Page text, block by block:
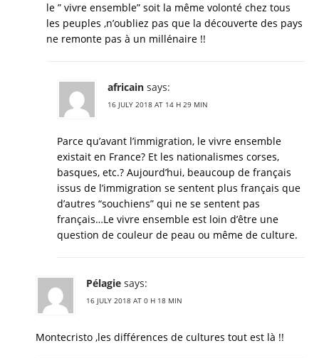
le ” vivre ensemble” soit la même volonté chez tous
les peuples ,n’oubliez pas que la découverte des pays
ne remonte pas à un millénaire !!
africain says:
16 JULY 2018 AT 14 H 29 MIN
Parce qu’avant l’immigration, le vivre ensemble
existait en France? Et les nationalismes corses,
basques, etc.? Aujourd’hui, beaucoup de français
issus de l’immigration se sentent plus français que
d’autres “souchiens” qui ne se sentent pas
français…Le vivre ensemble est loin d’être une
question de couleur de peau ou même de culture.
Pélagie says:
16 JULY 2018 AT 0 H 18 MIN
Montecristo ,les différences de cultures tout est là !!